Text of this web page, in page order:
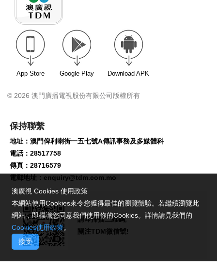
App Store Google Play Download APK
© 2026 澳門廣播電視股份有限公司版權所有
保持聯繫
地址：澳門俾利喇街一五七號A傳訊事務及多媒體科
電話：28517758
傳真：28716579
電郵地址： enquiry@tdm.com.mo
請即掃描二維碼,
關注TDM微信號!
澳廣視 Cookies 使用政策
本網站使用Cookies來令您獲得最佳的瀏覽體驗。若繼續瀏覽此
網站，即標識您同意我們使用你的Cookies。詳情請見我們的
Cookies使用政策。
接受